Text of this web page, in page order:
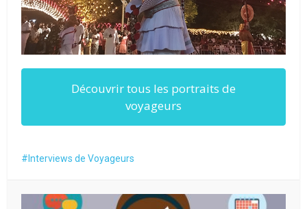
Découvrir tous les portraits de
voyageurs
Interviews de Voyageurs